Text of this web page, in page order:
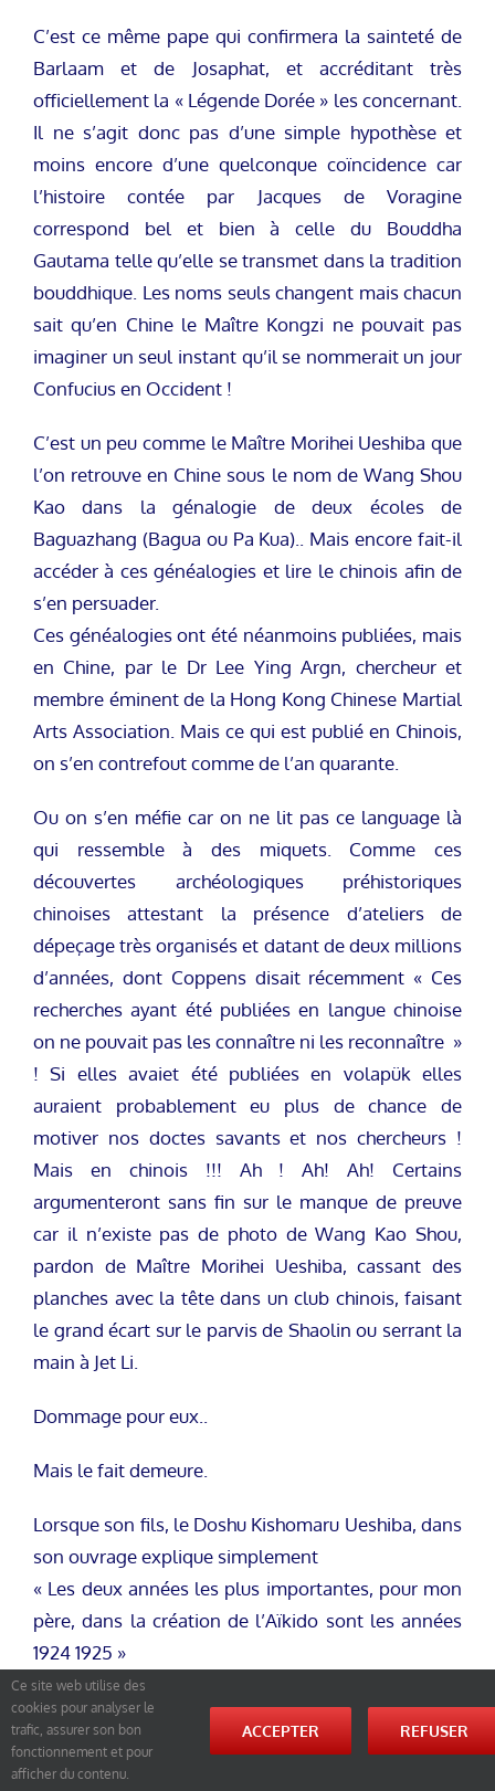
C’est ce même pape qui confirmera la sainteté de
Barlaam et de Josaphat, et accréditant très
officiellement la « Légende Dorée » les concernant.
Il ne s’agit donc pas d’une simple hypothèse et
moins encore d’une quelconque coïncidence car
l’histoire contée par Jacques de Voragine
correspond bel et bien à celle du Bouddha
Gautama telle qu’elle se transmet dans la tradition
bouddhique. Les noms seuls changent mais chacun
sait qu’en Chine le Maître Kongzi ne pouvait pas
imaginer un seul instant qu’il se nommerait un jour
Confucius en Occident !
C’est un peu comme le Maître Morihei Ueshiba que
l’on retrouve en Chine sous le nom de Wang Shou
Kao dans la génalogie de deux écoles de
Baguazhang (Bagua ou Pa Kua).. Mais encore fait-il
accéder à ces généalogies et lire le chinois afin de
s’en persuader.
Ces généalogies ont été néanmoins publiées, mais
en Chine, par le Dr Lee Ying Argn, chercheur et
membre éminent de la Hong Kong Chinese Martial
Arts Association. Mais ce qui est publié en Chinois,
on s’en contrefout comme de l’an quarante.
Ou on s’en méfie car on ne lit pas ce language là
qui ressemble à des miquets. Comme ces
découvertes archéologiques préhistoriques
chinoises attestant la présence d’ateliers de
dépeçage très organisés et datant de deux millions
d’années, dont Coppens disait récemment « Ces
recherches ayant été publiées en langue chinoise
on ne pouvait pas les connaître ni les reconnaître »
! Si elles avaiet été publiées en volapük elles
auraient probablement eu plus de chance de
motiver nos doctes savants et nos chercheurs !
Mais en chinois !!! Ah ! Ah! Ah! Certains
argumenteront sans fin sur le manque de preuve
car il n’existe pas de photo de Wang Kao Shou,
pardon de Maître Morihei Ueshiba, cassant des
planches avec la tête dans un club chinois, faisant
le grand écart sur le parvis de Shaolin ou serrant la
main à Jet Li.
Dommage pour eux..
Mais le fait demeure.
Lorsque son fils, le Doshu Kishomaru Ueshiba, dans
son ouvrage explique simplement
« Les deux années les plus importantes, pour mon
père, dans la création de l’Aïkido sont les années
1924 1925 »
il suffit de rechercher une biographie du Maître
Fondateur de l’Aïkido pour constater qu’ il était
alors en Chine.
Probablement assis à la terrasse d’un café ou
Ce site web utilise des
cookies pour analyser le
trafic, assurer son bon
fonctionnement et pour
afficher du contenu.
ACCEPTER REFUSER